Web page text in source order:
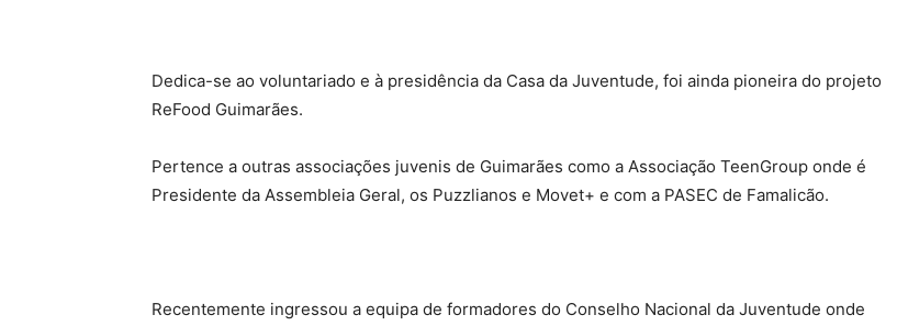
Dedica-se ao voluntariado e à presidência da Casa da Juventude, foi ainda pioneira do projeto
ReFood Guimarães.
Pertence a outras associações juvenis de Guimarães como a Associação TeenGroup onde é
Presidente da Assembleia Geral, os Puzzlianos e Movet+ e com a PASEC de Famalicão.
Recentemente ingressou a equipa de formadores do Conselho Nacional da Juventude onde